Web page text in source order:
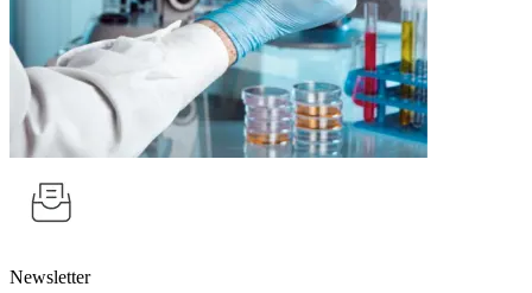
Newsletter